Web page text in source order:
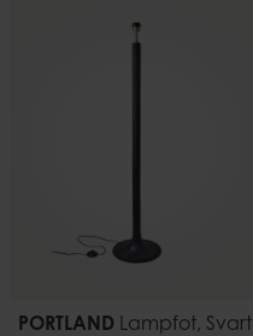
PORTLAND Lampfot, Svart